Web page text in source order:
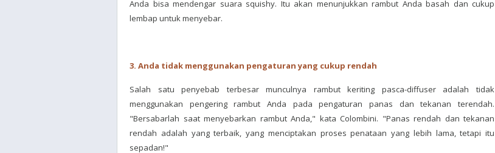
Anda bisa mendengar suara squishy. Itu akan menunjukkan rambut Anda basah dan cukup
lembap untuk menyebar.
3. Anda tidak menggunakan pengaturan yang cukup rendah
Salah satu penyebab terbesar munculnya rambut keriting pasca-diffuser adalah tidak
menggunakan pengering rambut Anda pada pengaturan panas dan tekanan terendah.
"Bersabarlah saat menyebarkan rambut Anda," kata Colombini. "Panas rendah dan tekanan
rendah adalah yang terbaik, yang menciptakan proses penataan yang lebih lama, tetapi itu
sepadan!"